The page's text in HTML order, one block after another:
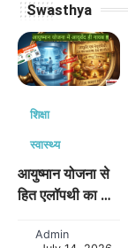
Swasthya
शिक्षा
स्वास्थ्य
आयुष्मान योजना से
हित एलॉपथी का या
Admin